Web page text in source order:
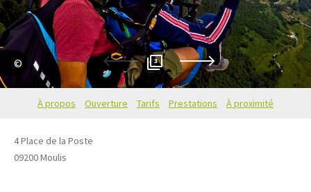
Parapente Family 3
À propos Ouverture Tarifs Prestations À proximité
4 Place de la Poste
09200Moulis